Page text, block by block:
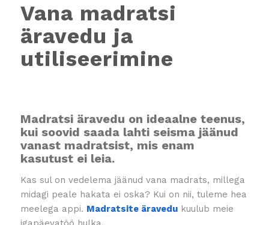
Vana madratsi
äravedu ja
utiliseerimine
Madratsi äravedu on ideaalne teenus,
kui soovid saada lahti seisma jäänud
vanast madratsist, mis enam
kasutust ei leia.
Kas sul on vedelema jäänud vana madrats, millega
midagi peale hakata ei oska? Kui on nii, tuleme hea
meelega appi. Madratsite äravedukuulub meie